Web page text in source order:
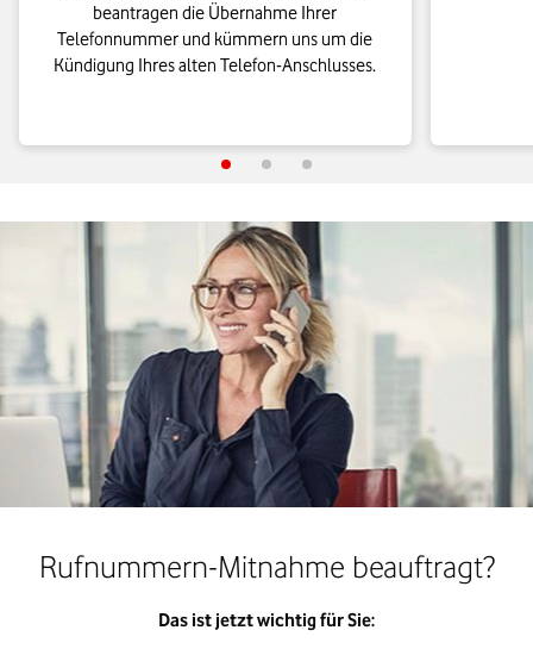
beantragen die Übernahme Ihrer
Telefonnummer und kümmern uns um die
Kündigung Ihres alten Telefon-Anschlusses.
Rufnummern-Mitnahme beauftragt?
Das ist jetzt wichtig für Sie: